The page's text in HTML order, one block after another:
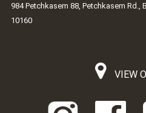
984 Petchkasem 88, Petchkasem Rd.,
10160
VIEW